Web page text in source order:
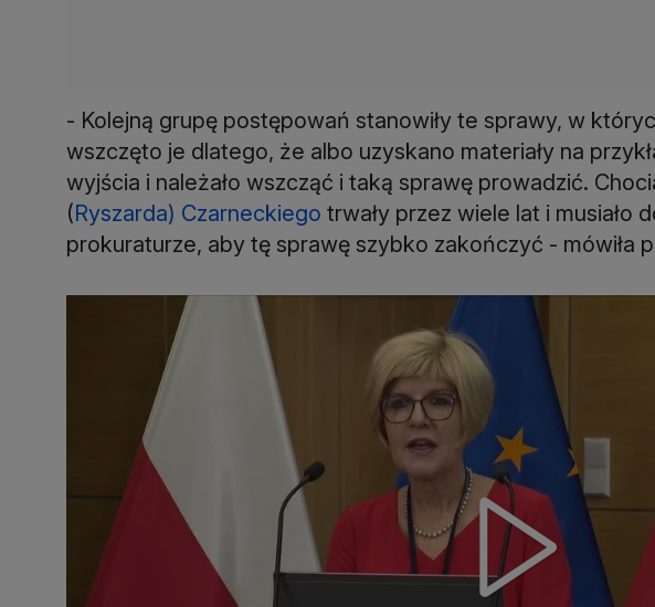
- Kolejną grupę postępowań stanowiły te sprawy, w
wszczęto je dlatego, że albo uzyskano materiały na
wyjścia i należało wszcząć i taką sprawę prowadzić.
(Ryszarda) Czarneckiego trwały przez wiele lat i musiało
prokuraturze, aby tę sprawę szybko zakończyć - mówiła